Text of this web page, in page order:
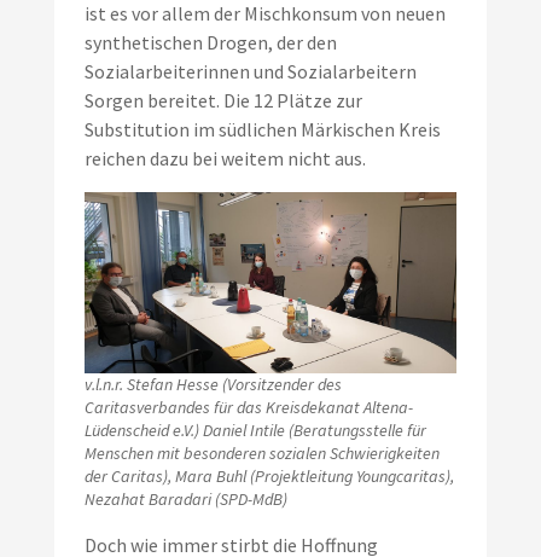
ist es vor allem der Mischkonsum von neuen
synthetischen Drogen, der den
Sozialarbeiterinnen und Sozialarbeitern
Sorgen bereitet. Die 12 Plätze zur
Substitution im südlichen Märkischen Kreis
reichen dazu bei weitem nicht aus.
v.l.n.r. Stefan Hesse (Vorsitzender des
Caritasverbandes für das Kreisdekanat Altena-
Lüdenscheid e.V.) Daniel Intile (Beratungsstelle für
Menschen mit besonderen sozialen Schwierigkeiten
der Caritas), Mara Buhl (Projektleitung Youngcaritas),
Nezahat Baradari (SPD-MdB)
Doch wie immer stirbt die Hoffnung